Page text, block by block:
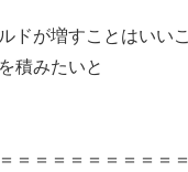
ドが増すことはいい
積みたいと
＝＝＝＝＝＝＝＝＝